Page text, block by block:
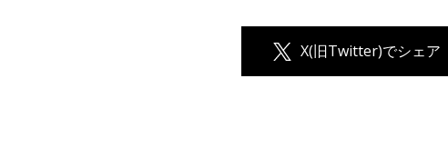
X(旧Twitter)でシェア